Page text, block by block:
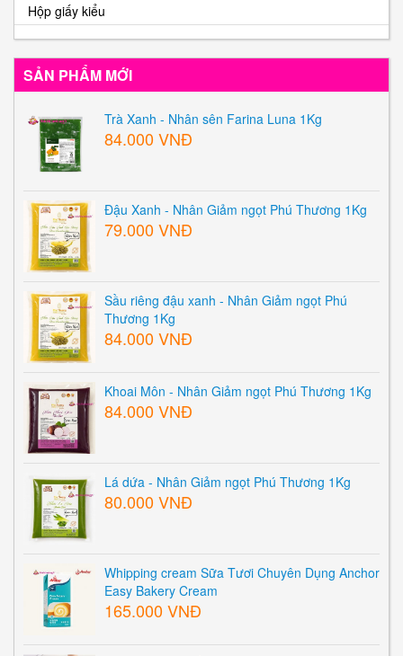
Hộp giấy kiểu
SẢN PHẨM MỚI
Trà Xanh - Nhân sên Farina Luna 1Kg
84.000 VNĐ
Đậu Xanh - Nhân Giảm ngọt Phú Thương 1Kg
79.000 VNĐ
Sầu riêng đậu xanh - Nhân Giảm ngọt Phú
Thương 1Kg
84.000 VNĐ
Khoai Môn - Nhân Giảm ngọt Phú Thương 1Kg
84.000 VNĐ
Lá dứa - Nhân Giảm ngọt Phú Thương 1Kg
80.000 VNĐ
Whipping cream Sữa Tươi Chuyên Dụng Anchor
Easy Bakery Cream
165.000 VNĐ